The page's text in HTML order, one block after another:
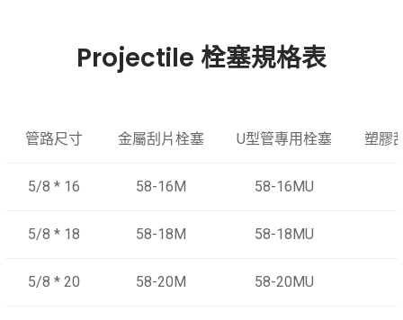
Projectile 栓塞規格表
管路尺寸 金屬刮片栓塞 U型管專用栓塞 塑膠
5/8 * 16 58-16M 58-16MU
5/8 * 18 58-18M 58-18MU
5/8 * 20 58-20M 58-20MU